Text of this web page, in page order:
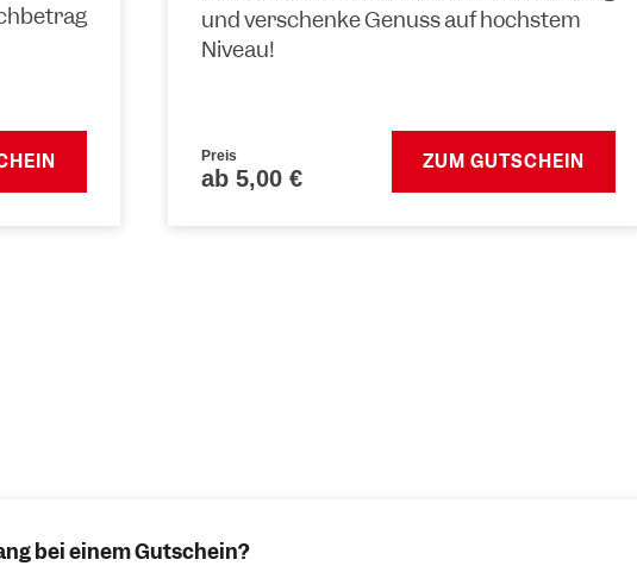
und verschenke Genuss auf höchstem
Niveau!
Preis
ab 5,00 €
ZUM GUTSCHEIN
bei einem Gutschein?